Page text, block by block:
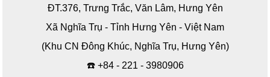
ĐT.376, Trưng Trắc, Văn Lâm, Hưng Yên
Xã Nghĩa Trụ - Tỉnh Hưng Yên - Việt Nam
(Khu CN Đông Khúc, Nghĩa Trụ, Hưng Yên)
☎️ +84 - 221 - 3980906